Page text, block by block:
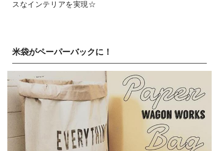
スなインテリアを実現☆
米袋がペーパーバックに！